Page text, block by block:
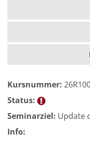
Kursnummer:
Status:
Seminarziel: Update
Info: